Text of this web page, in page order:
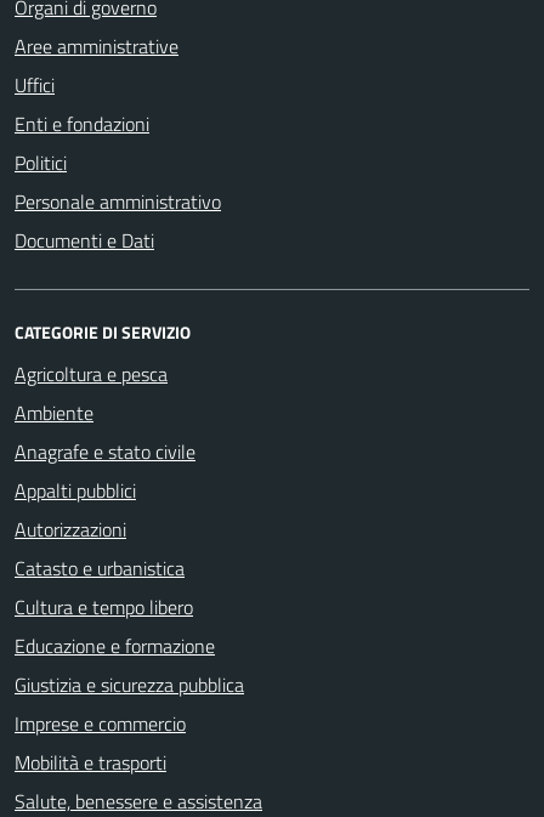
Organi di governo
Aree amministrative
Uffici
Enti e fondazioni
Politici
Personale amministrativo
Documenti e Dati
CATEGORIE DI SERVIZIO
Agricoltura e pesca
Ambiente
Anagrafe e stato civile
Appalti pubblici
Autorizzazioni
Catasto e urbanistica
Cultura e tempo libero
Educazione e formazione
Giustizia e sicurezza pubblica
Imprese e commercio
Mobilità e trasporti
Salute, benessere e assistenza